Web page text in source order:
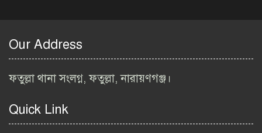
২০২৬ | BIWTA Job Circular
Our Address
ফতুল্লা থানা সংলগ্ন, ফতুল্লা, নারায়ণগঞ্জ।
Quick Link